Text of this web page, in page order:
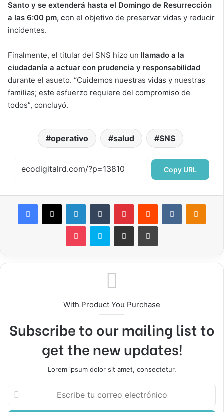
Santo y se extenderá hasta el Domingo de Resurrección
a las 6:00 pm, con el objetivo de preservar vidas y reducir
incidentes.
Finalmente, el titular del SNS hizo un llamado a la
ciudadanía a actuar con prudencia y responsabilidad
durante el asueto. “Cuidemos nuestras vidas y nuestras
familias; este esfuerzo requiere del compromiso de
todos”, concluyó.
operativo salud SNS
Copy URL
Facebook
X LinkedInTumblr PinterestReddit VKontakte
Pocket Skype Compartir por correo electrónicoImprimir
With Product You Purchase
Subscribe to our mailing list to
get the new updates!
Lorem ipsum dolor sit amet, consectetur.
Escribe
correo